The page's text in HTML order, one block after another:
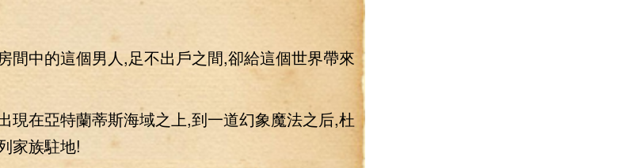
中的這個男人,足不出戶之間,卻給這個世界帶來
在亞特蘭蒂斯海域之上,到一道幻象魔法之后,杜
家族駐地!